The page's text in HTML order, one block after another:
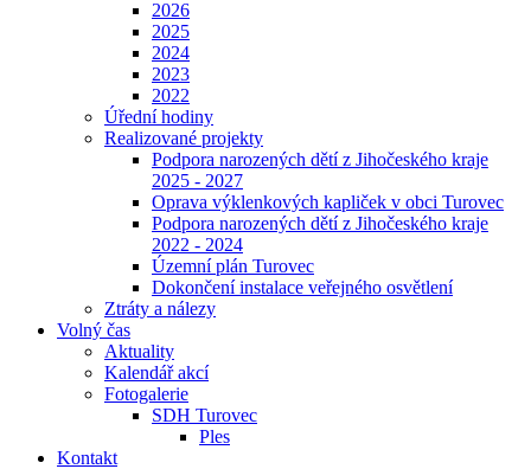
2026
2025
2024
2023
2022
Úřední hodiny
Realizované projekty
Podpora narozených dětí z Jihočeského kraje
2025 - 2027
Oprava výklenkových kapliček v obci Turovec
Podpora narozených dětí z Jihočeského kraje
2022 - 2024
Územní plán Turovec
Dokončení instalace veřejného osvětlení
Ztráty a nálezy
Volný čas
Aktuality
Kalendář akcí
Fotogalerie
SDH Turovec
Ples
Kontakt